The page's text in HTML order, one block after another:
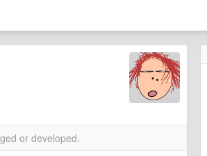
or developed.